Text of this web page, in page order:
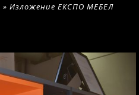
»Изложение ЕКСПО МЕБЕЛ